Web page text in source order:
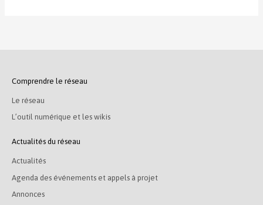
Comprendre le réseau
Le réseau
L’outil numérique et les wikis
Actualités du réseau
Actualités
Agenda des événements et appels à projet
Annonces